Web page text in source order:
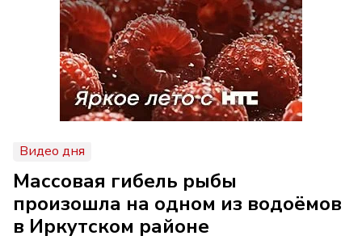
Видео дня
Массовая гибель рыбы
произошла на одном из водоёмов
в Иркутском районе